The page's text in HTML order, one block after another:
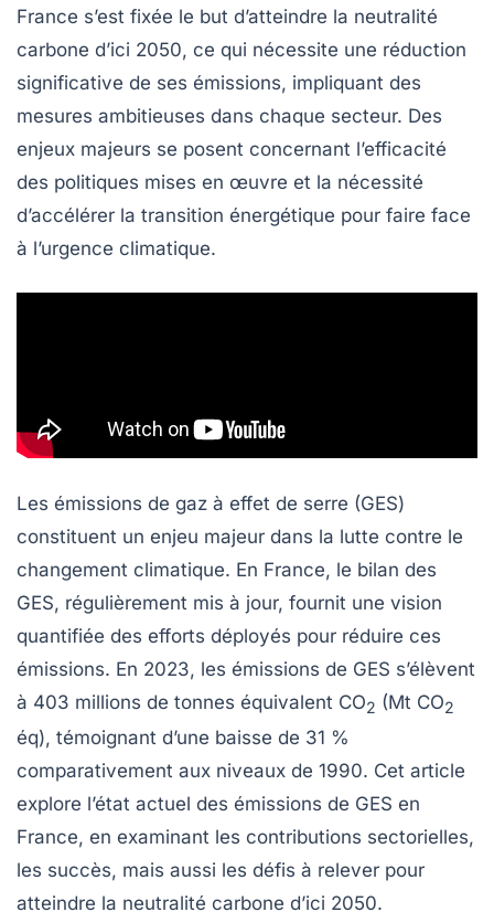
France s’est fixée le but d’atteindre la neutralité
carbone d’ici 2050, ce qui nécessite une réduction
significative de ses émissions, impliquant des
mesures ambitieuses dans chaque secteur. Des
enjeux majeurs se posent concernant l’efficacité
des politiques mises en œuvre et la nécessité
d’accélérer la transition énergétique pour faire face
à l’urgence climatique.
Les émissions de gaz à effet de serre (GES)
constituent un enjeu majeur dans la lutte contre le
changement climatique. En France, le bilan des
GES, régulièrement mis à jour, fournit une vision
quantifiée des efforts déployés pour réduire ces
émissions. En 2023, les émissions de GES s’élèvent
à 403 millions de tonnes équivalent CO2 (Mt CO2
éq), témoignant d’une baisse de 31 %
comparativement aux niveaux de 1990. Cet article
explore l’état actuel des émissions de GES en
France, en examinant les contributions sectorielles,
les succès, mais aussi les défis à relever pour
atteindre la neutralité carbone d’ici 2050.